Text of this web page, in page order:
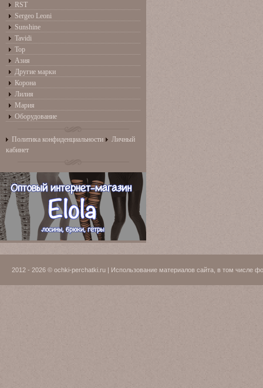
RST
Sergeo Leoni
Sunshine
Tavidi
Top
Азия
Другие марки
Корона
Лилия
Мария
Оборудование
Политика конфиденциальности
Личный
кабинет
2012 - 2026 © ochki-perchatki.ru | Использование материалов сайта, в том числе